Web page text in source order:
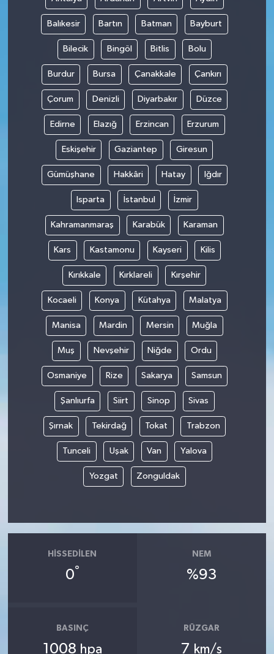
Balıkesir Bartın Batman Bayburt
Bilecik Bingöl Bitlis Bolu
Burdur Bursa Çanakkale Çankırı
Çorum Denizli Diyarbakır Düzce
Edirne Elazığ Erzincan Erzurum
Eskişehir Gaziantep Giresun
Gümüşhane Hakkâri Hatay Iğdır
Isparta İstanbul İzmir
Kahramanmaraş Karabük Karaman
Kars Kastamonu Kayseri Kilis
Kırıkkale Kırklareli Kırşehir
Kocaeli Konya Kütahya Malatya
Manisa Mardin Mersin Muğla
Muş Nevşehir Niğde Ordu
Osmaniye Rize Sakarya Samsun
Şanlıurfa Siirt Sinop Sivas
Şırnak Tekirdağ Tokat Trabzon
Tunceli Uşak Van Yalova
Yozgat Zonguldak
HISSEDILEN
0°
NEM
%93
BASINÇ
1008 hpa
RÜZGAR
7 km/s